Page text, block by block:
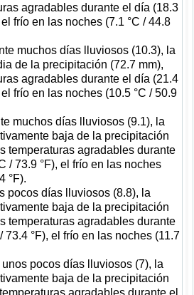
agradables durante el día (18.3
el frío en las noches (7.1 °C / 44.8
muchos días lluviosos (10.3), la
de la precipitación (72.7 mm),
agradables durante el día (21.4
el frío en las noches (10.5 °C / 50.9
muchos días lluviosos (9.1), la
baja de la precipitación
temperaturas agradables durante
/ 73.9 °F), el frío en las noches
°F).
pocos días lluviosos (8.8), la
baja de la precipitación
temperaturas agradables durante
73.4 °F), el frío en las noches (11.7
unos pocos días lluviosos (7), la
baja de la precipitación
agradables durante el